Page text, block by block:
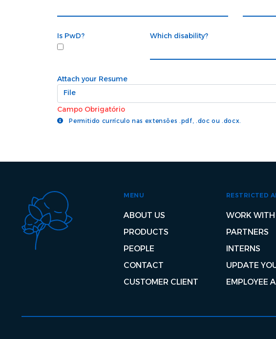
Is PwD? Which disability?
Attach your Resume
Campo Obrigatório
File
Permitido currículo nas extensões .pdf, .doc ou .docx.
MENU
ABOUT US
PRODUCTS
PEOPLE
CONTACT
CUSTOMER CLIENT
RESTRICTED
WORK WITH
PARTNERS
INTERNS
UPDATE
EMPLOYEE